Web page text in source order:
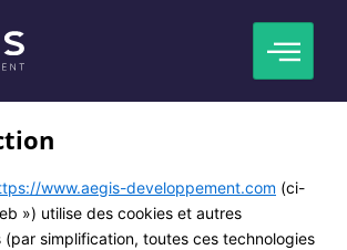
et s’applique aux citoyens et aux résidents
de l’Espace Économique Européen et de la
www.aegis-developpement.com (ci-
») utilise des cookies et autres
(par simplification, toutes ces technologies
service
google-
recaptcha
service
wordpress
service
google-
analytics
service
google-
adsense
service
complianz
service
hotjar
service
divers